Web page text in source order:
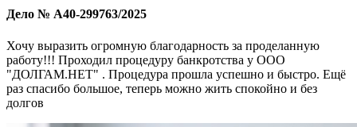
Дело № А40-299763/2025
Хочу выразить огромную благодарность за проделанную
работу!!! Проходил процедуру банкротства у ООО
"ДОЛГАМ.НЕТ" . Процедура прошла успешно и быстро. Ещё
раз спасибо большое, теперь можно жить спокойно и без
долгов